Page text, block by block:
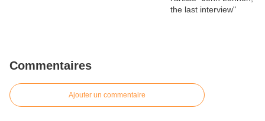
Commentaires
Ajouter un commentaire